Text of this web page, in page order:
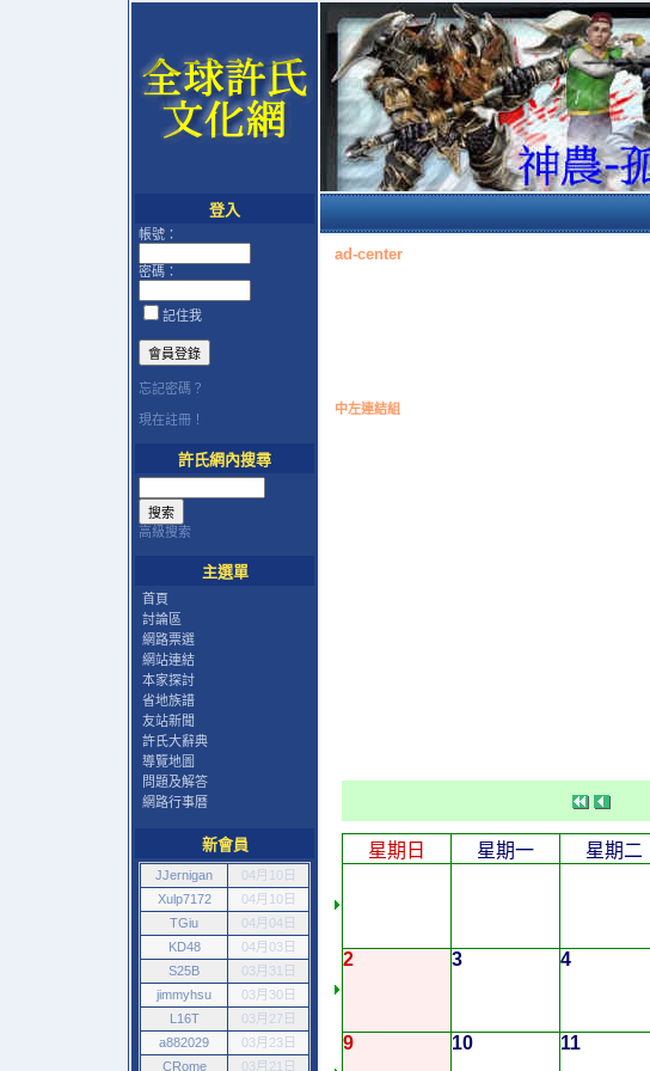
登入
帳號：
密碼：
記住我
忘記密碼？
現在註冊！
許氏網內搜尋
高級搜索
主選單
首頁
討論區
網路票選
網站連結
本家探討
省地族譜
友站新聞
許氏大辭典
導覽地圖
問題及解答
網路行事曆
新會員
JJernigan
04月10日
Xulp7172
04月10日
TGiu
04月04日
KD48
04月03日
S25B
03月31日
jimmyhsu
03月30日
L16T
03月27日
a882029
03月23日
CRome
03月21日
ad-center
中左連結組
星期日 星期一 星期二
2 3 4
9 10 11